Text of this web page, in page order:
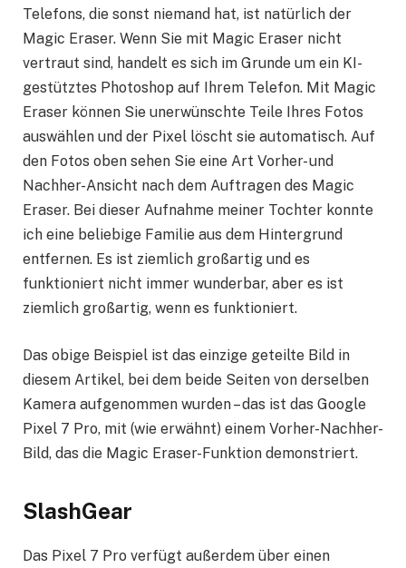
Telefons, die sonst niemand hat, ist natürlich der
Magic Eraser. Wenn Sie mit Magic Eraser nicht
vertraut sind, handelt es sich im Grunde um ein KI-
gestütztes Photoshop auf Ihrem Telefon. Mit Magic
Eraser können Sie unerwünschte Teile Ihres Fotos
auswählen und der Pixel löscht sie automatisch. Auf
den Fotos oben sehen Sie eine Art Vorher- und
Nachher-Ansicht nach dem Auftragen des Magic
Eraser. Bei dieser Aufnahme meiner Tochter konnte
ich eine beliebige Familie aus dem Hintergrund
entfernen. Es ist ziemlich großartig und es
funktioniert nicht immer wunderbar, aber es ist
ziemlich großartig, wenn es funktioniert.
Das obige Beispiel ist das einzige geteilte Bild in
diesem Artikel, bei dem beide Seiten von derselben
Kamera aufgenommen wurden – das ist das Google
Pixel 7 Pro, mit (wie erwähnt) einem Vorher-Nachher-
Bild, das die Magic Eraser-Funktion demonstriert.
SlashGear
Das Pixel 7 Pro verfügt außerdem über einen